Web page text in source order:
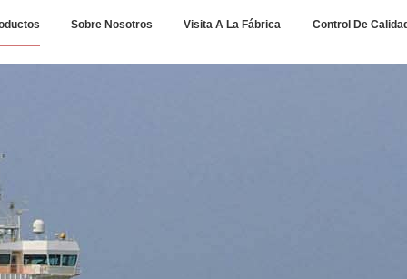
Sobre Nosotros Visita A La Fábrica Control De